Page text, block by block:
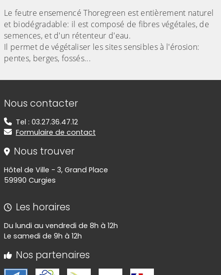
Le feutre ensemencé Thoregreen est entièrement naturel
et biodégradable: il est composé de fibres végétales, de
semences, et d'un rétenteur d'eau.
Il permet de végétaliser les sites sensibles à l'érosion:
pentes, berges, fossés...
Informations de contact
Nous contacter
Tel : 03.27.36.47.12
Formulaire de contact
Nous trouver
Hôtel de Ville - 3, Grand Place
59990 Curgies
Les horaires
Du lundi au vendredi de 8h à 12h
Le samedi de 9h à 12h
Nos partenaires